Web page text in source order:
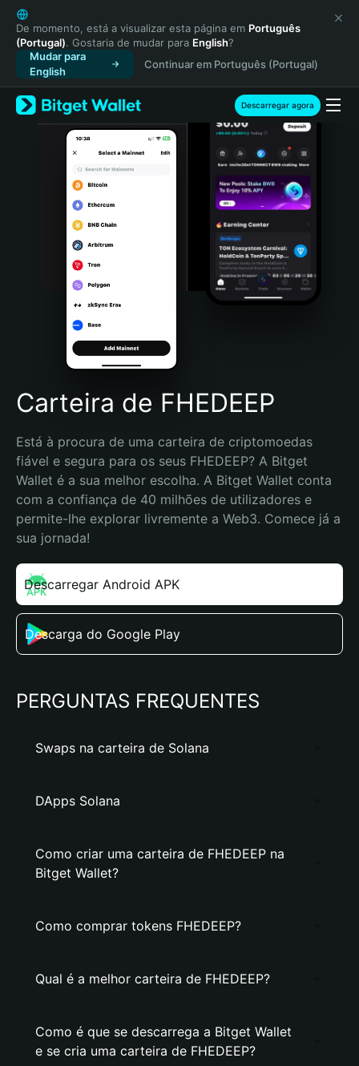
English
日本語
Tiếng Việt
Русский
Español (Latinoamérica)
Türkçe
Italiano
Português (Portugal)
Bahasa Indonesia
Português (Brasil)
Español (Argentina)
De momento, está a visualizar esta página em Português
(Portugal). Gostaria de mudar para English?
Mudar para
English
Continuar em Português (Portugal)
Descarregar agora
Carteira de FHEDEEP
Está à procura de uma carteira de criptomoedas
fiável e segura para os seus FHEDEEP? A Bitget
Wallet é a sua melhor escolha. A Bitget Wallet conta
com a confiança de 40 milhões de utilizadores e
permite-lhe explorar livremente a Web3. Comece já a
sua jornada!
Descarregar Android APK
Descarga do Google Play
PERGUNTAS FREQUENTES
Swaps na carteira de Solana
DApps Solana
Como criar uma carteira de FHEDEEP na
Bitget Wallet?
Como comprar tokens FHEDEEP?
Qual é a melhor carteira de FHEDEEP?
Como é que se descarrega a Bitget Wallet
e se cria uma carteira de FHEDEEP?